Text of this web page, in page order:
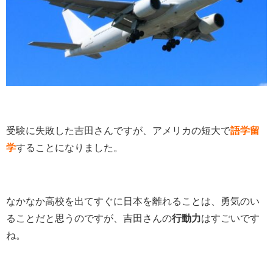
受験に失敗した吉田さんですが、アメリカの短大で語学留
学することになりました。
なかなか高校を出てすぐに日本を離れることは、勇気のい
ることだと思うのですが、吉田さんの行動力はすごいです
ね。